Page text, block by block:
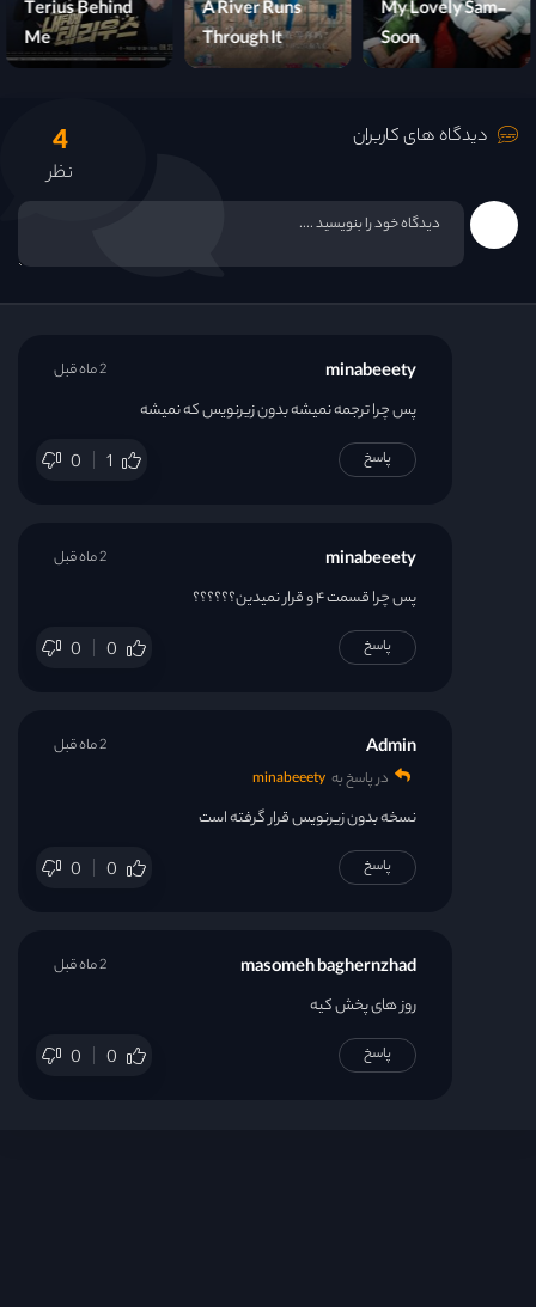
My Lovely Sam-
Soon
A River Runs
Through It
Terius Behind
Me
دیدگاه های کاربران 4
نظر
minabeeety
پس چرا ترجمه نمیشه بدون زیرنویس که نمیشه
0 1
2 ماه قبل
پاسخ
minabeeety
پس چرا قسمت ۴ و قرار نمیدین؟؟؟؟؟؟
0 0
2 ماه قبل
پاسخ
Admin
در پاسخ به minabeeety
نسخه بدون زیرنویس قرار گرفته است
0 0
2 ماه قبل
پاسخ
masomeh baghernzhad
روز های پخش کیه
0 0
2 ماه قبل
پاسخ